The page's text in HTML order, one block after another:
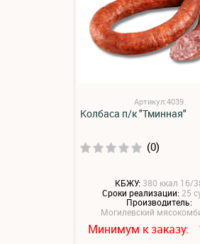
Артикул:4039
Колбаса п/к "Тминная"
(0)
КБЖУ: 380 ккал 16/
Сроки реализации: 25
Производитель:
Могилевский
Минимум к заказу: